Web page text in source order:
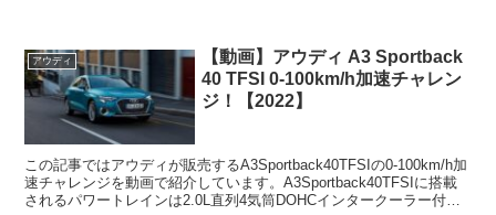
アウディ
【動画】アウディ A3 Sportback
40 TFSI 0-100km/h加速チャレン
ジ！【2022】
この記事ではアウディが販売するA3Sportback40TFSIの0-100km/h加
速チャレンジを動画で紹介しています。A3Sportback40TFSIに搭載
されるパワートレインは2.0L直列4気筒DOHCインタークーラー付タ